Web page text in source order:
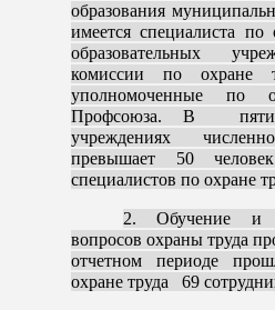
образования
имеется специалиста
образовательных
комиссии по охране
уполномоченные по
Профсоюза.В пяти
учреждениях
превышает 50
специалистов по охране
2. Обучение и
вопросов охраны труда
отчетном периоде
охране труда 69